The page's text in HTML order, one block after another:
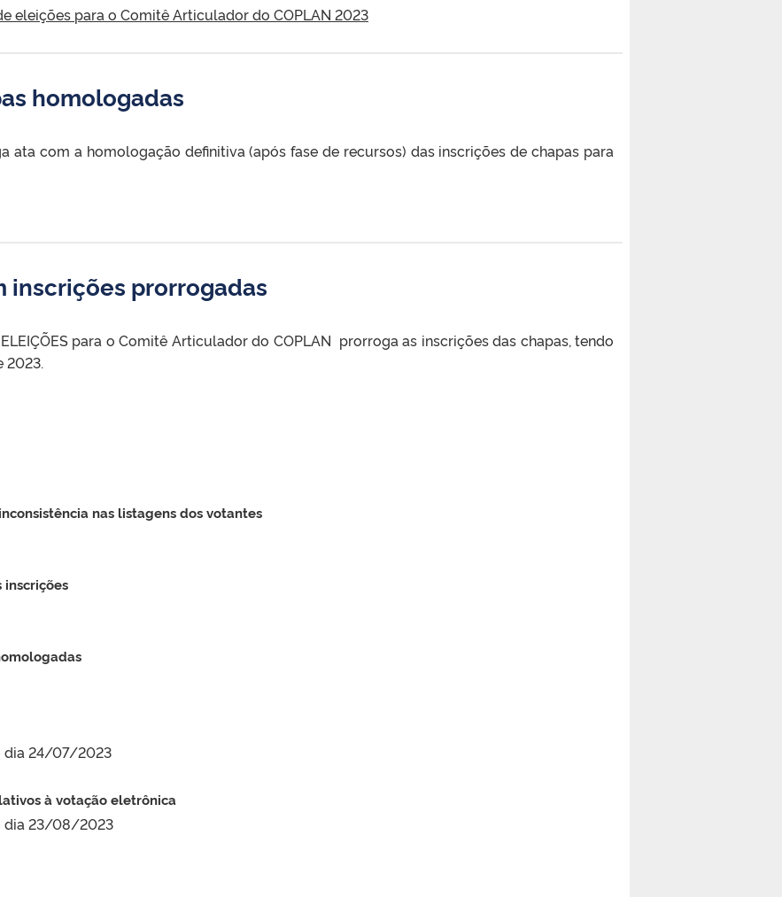
eleições para o Comitê Articulador do COPLAN 2023
homologadas
ata com a homologação definitiva (após fase de recursos) das inscrições de chapas para
inscrições prorrogadas
ELEIÇÕES para o Comitê Articulador do COPLAN prorroga as inscrições das chapas, tendo
2023.
nas listagens dos votantes
inscrições
dia 24/07/2023
à votação eletrônica
dia 23/08/2023